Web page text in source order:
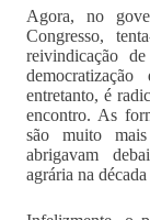
Agora, no
Congresso,
reivindicação
entretanto, é
encontro. As
são muito
abrigavam
agrária na